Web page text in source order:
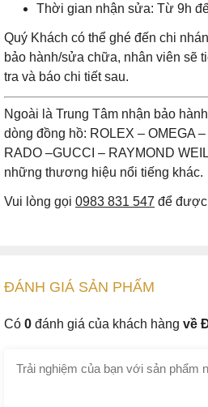
Thời gian nhận sửa: Từ 9h
Quý Khách có thể ghé đến chi
bảo hành/sửa chữa, nhân viên sẽ
tra và báo chi tiết sau.
Ngoài là Trung Tâm nhận bảo
dòng đồng hồ: ROLEX – OMEGA
RADO –GUCCI – RAYMOND
những thương hiệu nổi tiếng khác.
Vui lòng gọi 0983 831 547 để được
ĐÁNH GIÁ SẢN PHẤM
Có 0 đánh giá của khách hàng về